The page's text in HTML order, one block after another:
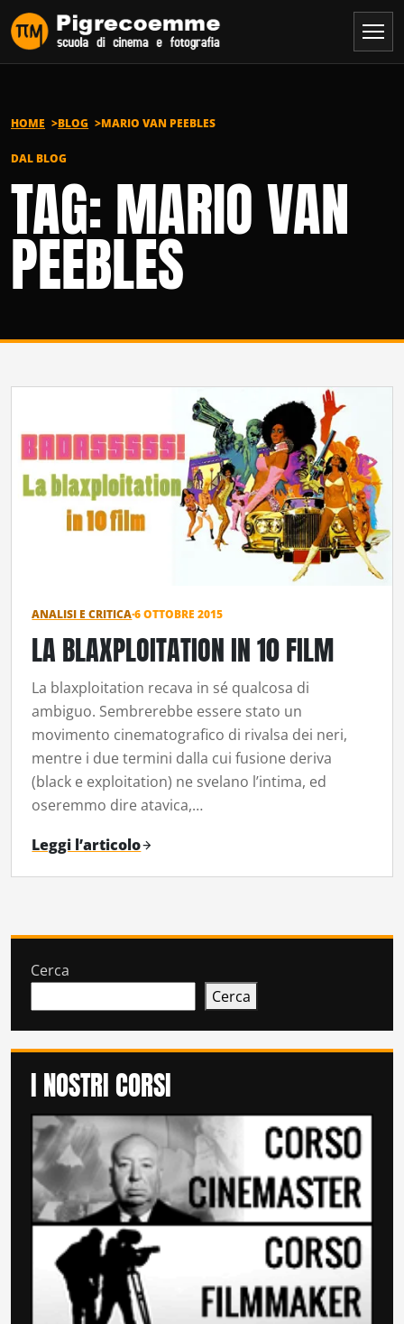
Vai al contenuto
HOME BLOG MARIO VAN PEEBLES
DAL BLOG
TAG: MARIO VAN
PEEBLES
ANALISI E CRITICA·6 OTTOBRE 2015
LA BLAXPLOITATION IN 10 FILM
La blaxploitation recava in sé qualcosa di
ambiguo. Sembrerebbe essere stato un
movimento cinematografico di rivalsa dei neri,
mentre i due termini dalla cui fusione deriva
(black e exploitation) ne svelano l’intima, ed
oseremmo dire atavica,…
Leggi l’articolo
Cerca
Cerca
I NOSTRI CORSI